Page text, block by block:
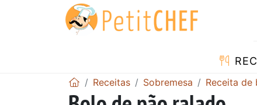
Receitas Sobremesa Receita de